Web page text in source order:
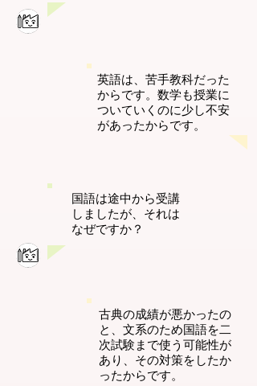
英語は、苦手教科だった
からです。数学も授業に
ついていくのに少し不安
があったからです。
国語は途中から受講
しましたが、それは
なぜですか？
古典の成績が悪かったの
と、文系のため国語を二
次試験まで使う可能性が
あり、その対策をしたか
ったからです。